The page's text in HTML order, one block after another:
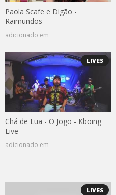
Paola Scafe e Digão -
Raimundos
adicionado em
LIVES
Chá de Lua - O Jogo - Kboing
Live
adicionado em
LIVES